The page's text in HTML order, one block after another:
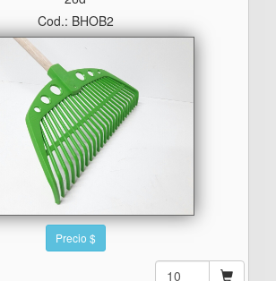
Cod.: BHOB2
Precio $